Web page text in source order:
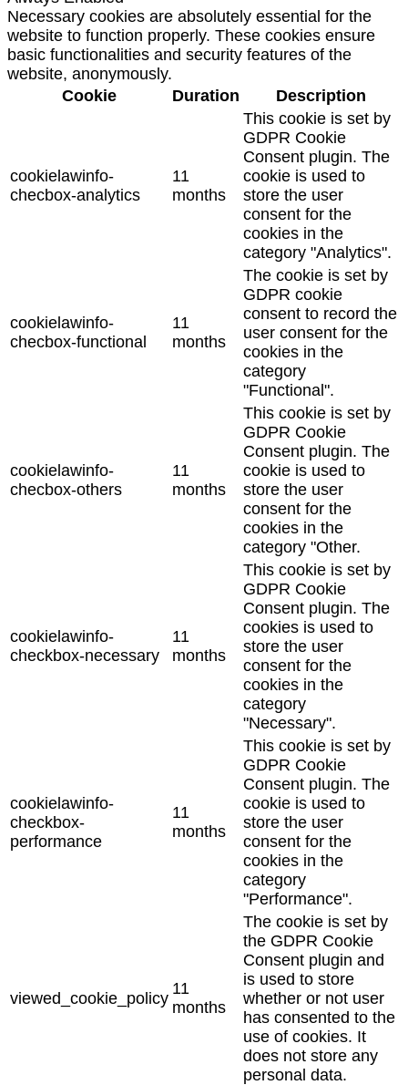
Necessary cookies are absolutely essential for the
website to function properly. These cookies ensure
basic functionalities and security features of the
website, anonymously.
Cookie
Duration Description
cookielawinfo-
checbox-analytics
11
months
This cookie is set by
GDPR Cookie
Consent plugin. The
cookie is used to
store the user
consent for the
cookies in the
category "Analytics".
cookielawinfo-
checbox-functional
11
months
The cookie is set by
GDPR cookie
consent to record the
user consent for the
cookies in the
category
"Functional".
cookielawinfo-
checbox-others
11
months
This cookie is set by
GDPR Cookie
Consent plugin. The
cookie is used to
store the user
consent for the
cookies in the
category "Other.
cookielawinfo-
checkbox-necessary
11
months
This cookie is set by
GDPR Cookie
Consent plugin. The
cookies is used to
store the user
consent for the
cookies in the
category
"Necessary".
cookielawinfo-
checkbox-
performance
11
months
This cookie is set by
GDPR Cookie
Consent plugin. The
cookie is used to
store the user
consent for the
cookies in the
category
"Performance".
viewed_cookie_policy
11
months
The cookie is set by
the GDPR Cookie
Consent plugin and
is used to store
whether or not user
has consented to the
use of cookies. It
does not store any
personal data.